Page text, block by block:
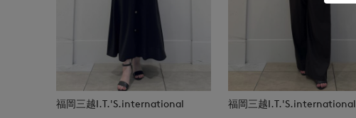
福岡三越I.T.'S.international 福岡三越I.T.'S.international